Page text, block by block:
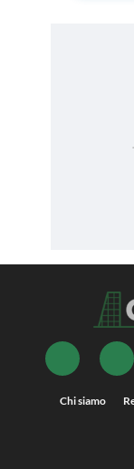
Chi siamo